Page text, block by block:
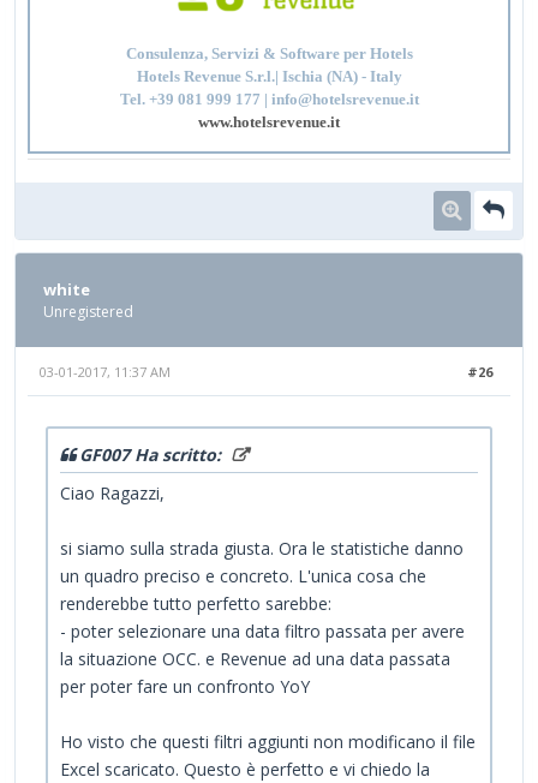
Consulenza, Servizi & Software per Hotels
Hotels Revenue S.r.l.| Ischia (NA) - Italy
Tel. +39 081 999 177 | info@hotelsrevenue.it
www.hotelsrevenue.it
white
Unregistered
#26
03-01-2017, 11:37 AM
GF007 Ha scritto:
Ciao Ragazzi,
si siamo sulla strada giusta. Ora le statistiche danno
un quadro preciso e concreto. L'unica cosa che
renderebbe tutto perfetto sarebbe:
- poter selezionare una data filtro passata per avere
la situazione OCC. e Revenue ad una data passata
per poter fare un confronto YoY
Ho visto che questi filtri aggiunti non modificano il file
Excel scaricato. Questo è perfetto e vi chiedo la